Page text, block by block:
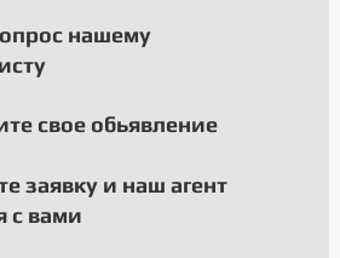
нашему
свое обьявление
заявку и наш агент
с вами